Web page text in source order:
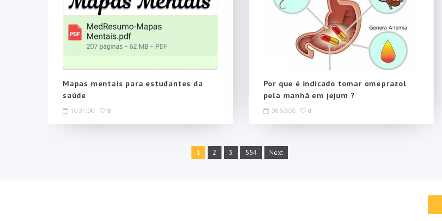
Mapas mentais para estudantes da
saúde
10:31:00 0
Por que é indicado tomar omeprazol
pela manhã em jejum ?
09:50:00 0
1 2 3 554 Next